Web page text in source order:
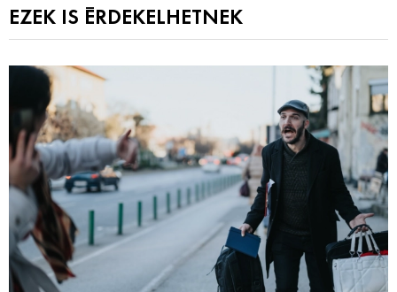
EZEK IS ÉRDEKELHETNEK